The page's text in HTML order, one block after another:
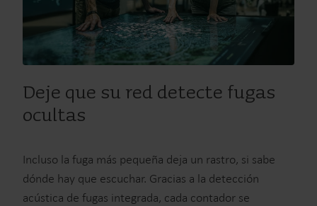
Deje que su red detecte fugas
ocultas
Incluso la fuga más pequeña deja un rastro, si sabe
dónde hay que escuchar. Gracias a la detección
acústica de fugas integrada, cada contador se